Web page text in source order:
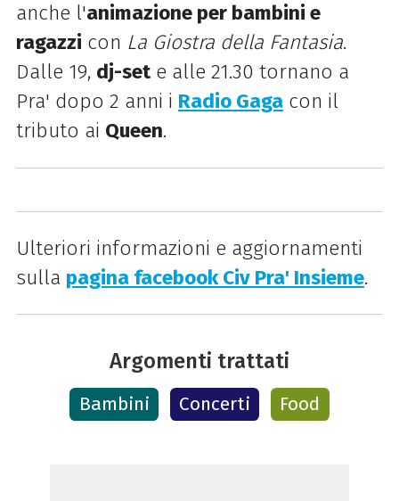
anche l'animazione per bambini e
ragazzi con La Giostra della Fantasia.
Dalle 19, dj-sete alle 21.30 tornano a
Pra' dopo 2 anni i Radio Gagacon il
tributo ai Queen.
Ulteriori informazioni e aggiornamenti
sulla pagina facebook Civ Pra' Insieme.
Argomenti trattati
Bambini Concerti Food